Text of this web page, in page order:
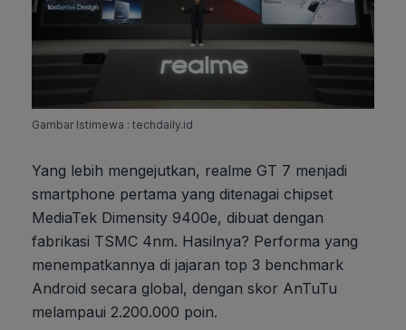
Gambar Istimewa : techdaily.id
Yang lebih mengejutkan, realme GT 7 menjadi
smartphone pertama yang ditenagai chipset
MediaTek Dimensity 9400e, dibuat dengan
fabrikasi TSMC 4nm. Hasilnya? Performa yang
menempatkannya di jajaran top 3 benchmark
Android secara global, dengan skor AnTuTu
melampaui 2.200.000 poin.